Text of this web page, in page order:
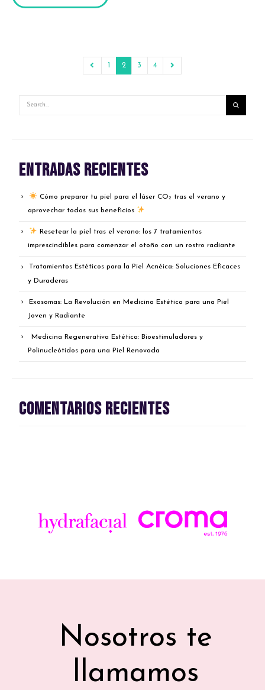
1 2 3 4
Entradas recientes
Cómo preparar tu piel para el láser CO₂ tras el verano y
aprovechar todos sus beneficios
Resetear la piel tras el verano: los 7 tratamientos
imprescindibles para comenzar el otoño con un rostro radiante
Tratamientos Estéticos para la Piel Acnéica: Soluciones Eficaces
y Duraderas
Exosomas: La Revolución en Medicina Estética para una Piel
Joven y Radiante
Medicina Regenerativa Estética: Bioestimuladores y
Polinucleótidos para una Piel Renovada
Comentarios recientes
Nosotros te
llamamos